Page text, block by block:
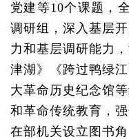
党建等10个课题，
调研组，深入基层
力和基层调研能力
津湖》《跨过鸭绿
大革命历史纪念馆
和革命传统教育，
在部机关设立图书